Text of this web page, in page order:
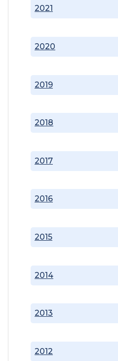
2012
2013
2014
2015
2016
2017
2018
2019
2020
2021